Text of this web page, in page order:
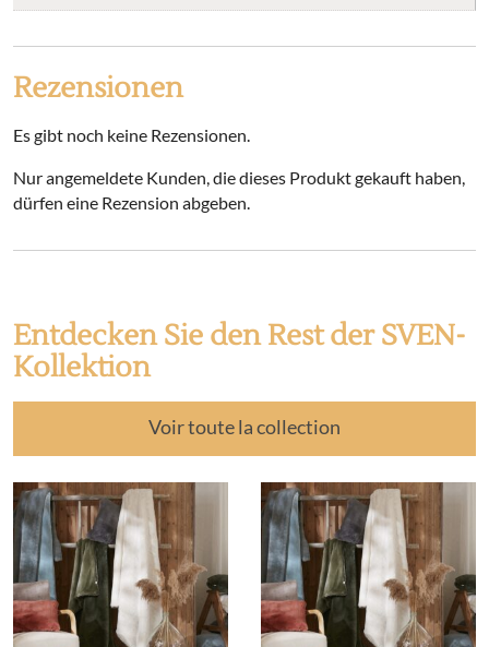
Rezensionen
Es gibt noch keine Rezensionen.
Nur angemeldete Kunden, die dieses Produkt gekauft haben,
dürfen eine Rezension abgeben.
Entdecken Sie den Rest der SVEN-
Kollektion
Voir toute la collection